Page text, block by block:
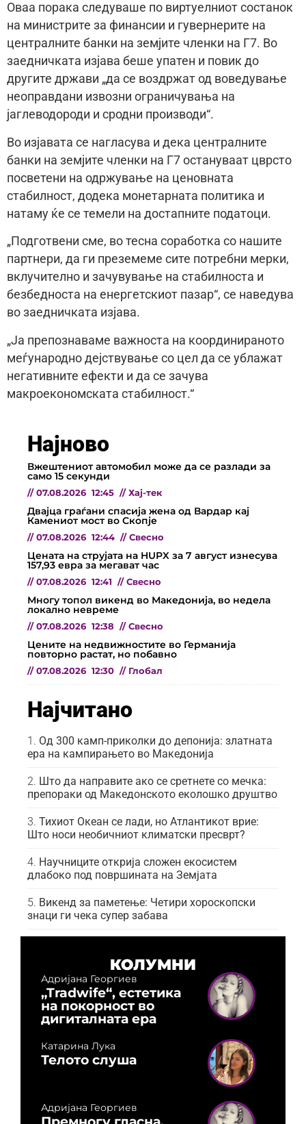
Оваа порака следуваше по виртуелниот состанок
на министрите за финансии и гувернерите на
централните банки на земјите членки на Г7. Во
заедничката изјава беше упатен и повик до
другите држави „да се воздржат од воведување
неоправдани извозни ограничувања на
јаглеводороди и сродни производи“.
Во изјавата се нагласува и дека централните
банки на земјите членки на Г7 остануваат цврсто
посветени на одржување на ценовната
стабилност, додека монетарната политика и
натаму ќе се темели на достапните податоци.
„Подготвени сме, во тесна соработка со нашите
партнери, да ги преземеме сите потребни мерки,
вклучително и зачувување на стабилноста и
безбедноста на енергетскиот пазар“, се наведува
во заедничката изјава.
„Ја препознаваме важноста на координираното
меѓународно дејствување со цел да се ублажат
негативните ефекти и да се зачува
макроекономската стабилност.“
Најново
Вжештениот автомобил може да се разлади за
само 15 секунди
// 07.08.2026 12:45 // Хај-тек
Двајца граѓани спасија жена од Вардар кај
Камениот мост во Скопје
// 07.08.2026 12:44 // Свесно
Цената на струјата на HUPX за 7 август изнесува
157,93 евра за мегават час
// 07.08.2026 12:41 // Свесно
Многу топол викенд во Македонија, во недела
локално невреме
// 07.08.2026 12:38 // Свесно
Цените на недвижностите во Германија
повторно растат, но побавно
// 07.08.2026 12:30 // Глобал
Најчитано
Од 300 камп-приколки до депонија: златната
ера на кампирањето во Македонија
Што да направите ако се сретнете со мечка:
препораки од Македонското еколошко друштво
Тихиот Океан се лади, но Атлантикот врие:
Што носи необичниот климатски пресврт?
Научниците открија сложен екосистем
длабоко под површината на Земјата
Викенд за паметење: Четири хороскопски
знаци ги чека супер забава
КОЛУМНИ
Адријана Георгиев
„Tradwife“, естетика
на покорност во
дигиталната ера
Катарина Лука
Телото слуша
Адријана Георгиев